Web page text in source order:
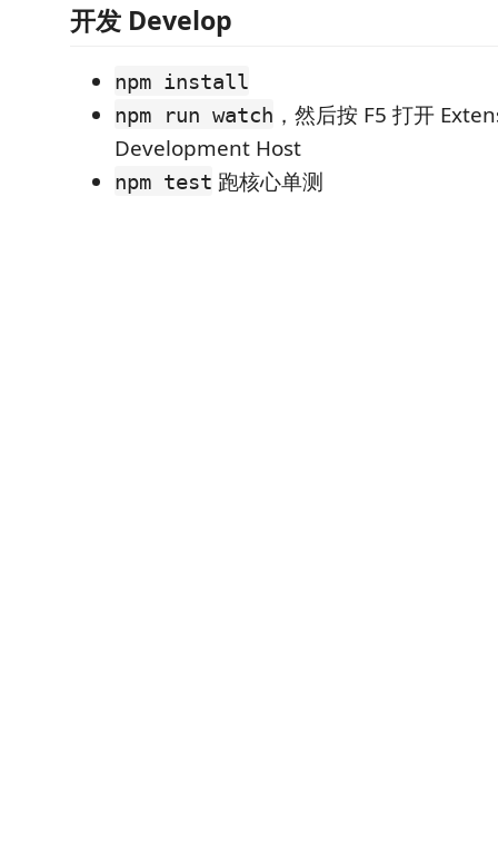
开发 Develop
npm install
npm run watch ，然后按 F5 打开
Development Host
npm test 跑核心单测